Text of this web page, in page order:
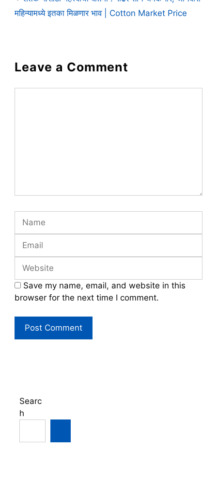
महिन्यामध्ये इतका मिळणार भाव | Cotton Market Price
Leave a Comment
Name
Email
Website
Save my name, email, and website in this
browser for the next time I comment.
Searc
h